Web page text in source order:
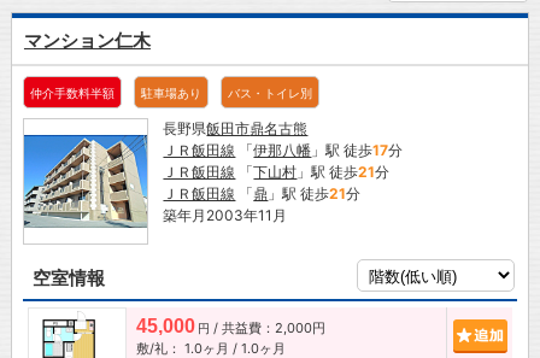
マンション仁木
仲介手数料半額 駐車場あり バス・トイレ別
長野県飯田市鼎名古熊
ＪＲ飯田線 「伊那八幡 」駅 徒歩17分
ＪＲ飯田線 「下山村 」駅 徒歩21分
ＪＲ飯田線 「鼎 」駅 徒歩21分
築年月2003年11月
空室情報
45,000 円 / 共益費：2,000円
敷/礼： 1.0ヶ月 / 1.0ヶ月